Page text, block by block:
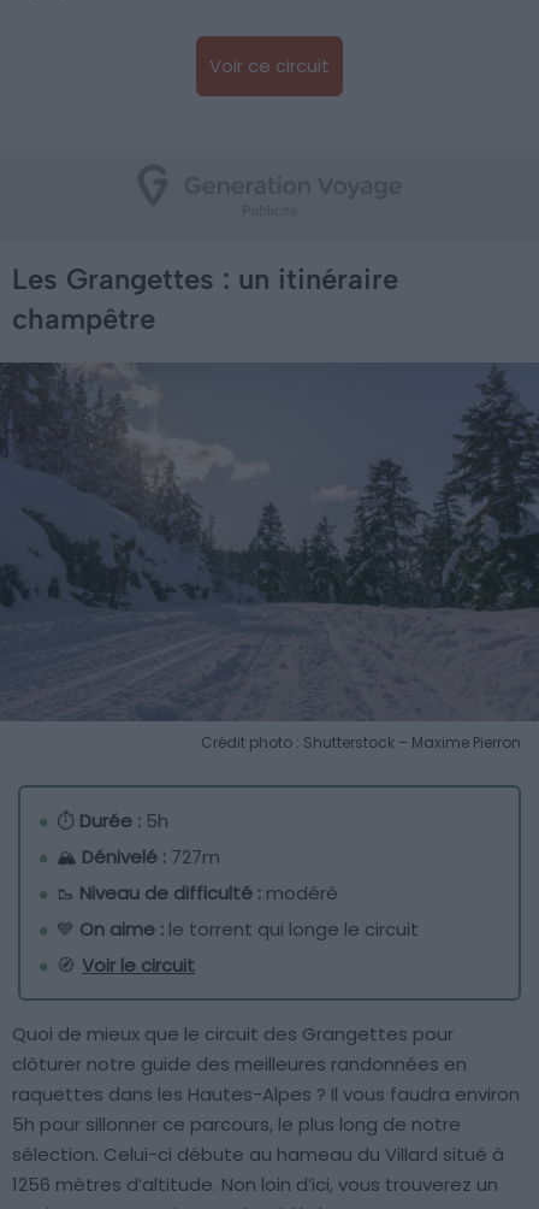
Voir ce circuit
Les Grangettes : un itinéraire
champêtre
Crédit photo : Shutterstock – Maxime Pierron
⏱ Durée : 5h
🏔 Dénivelé : 727m
🥾 Niveau de difficulté : modéré
💙 On aime : le torrent qui longe le circuit
🧭 Voir le circuit
Quoi de mieux que le circuit des Grangettes pour
clôturer notre guide des meilleures randonnées en
raquettes dans les Hautes-Alpes ? Il vous faudra environ
5h pour sillonner ce parcours, le plus long de notre
sélection. Celui-ci débute au hameau du Villard situé à
1256 mètres d’altitude. Non loin d’ici, vous trouverez un